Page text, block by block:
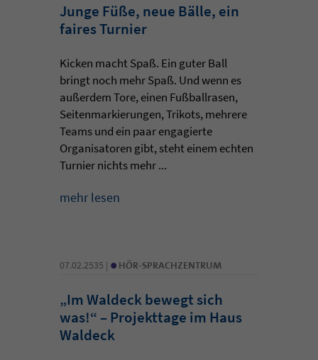
Junge Füße, neue Bälle, ein
faires Turnier
Kicken macht Spaß. Ein guter Ball
bringt noch mehr Spaß. Und wenn es
außerdem Tore, einen Fußballrasen,
Seitenmarkierungen, Trikots, mehrere
Teams und ein paar engagierte
Organisatoren gibt, steht einem echten
Turnier nichts mehr ...
mehr lesen
07.02.2535 | • HÖR-SPRACHZENTRUM
„Im Waldeck bewegt sich
was!“ – Projekttage im Haus
Waldeck